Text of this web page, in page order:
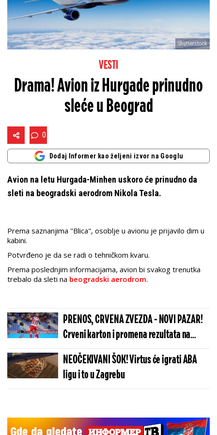
Shutterstock
VESTI
Drama! Avion iz Hurgade prinudno
sleće u Beograd
0
Dodaj Informer kao željeni izvor na Googlu
Avion na letu Hurgada-Minhen uskoro će prinudno da
sleti na beogradski aerodrom Nikola Tesla.
Prema saznanjima "Blica", osoblje u avionu je prijavilo dim u
kabini.
Potvrđeno je da se radi o tehničkom kvaru.
Prema poslednjim informacijama, avion bi svakog trenutka
trebalo da sleti na beogradski aerodrom.
PRENOS, CRVENA ZVEZDA - NOVI PAZAR!
Crveni karton i promena rezultata na
Marakani! (VIDEO)
NEOČEKIVANI ŠOK! Virtus će igrati ABA
ligu i to u Zagrebu